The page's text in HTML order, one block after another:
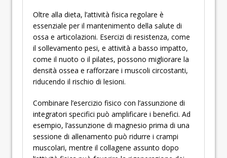
Oltre alla dieta, l’attività fisica regolare è
essenziale per il mantenimento della salute di
ossa e articolazioni. Esercizi di resistenza, come
il sollevamento pesi, e attività a basso impatto,
come il nuoto o il pilates, possono migliorare la
densità ossea e rafforzare i muscoli circostanti,
riducendo il rischio di lesioni.
Combinare l’esercizio fisico con l’assunzione di
integratori specifici può amplificare i benefici. Ad
esempio, l’assunzione di magnesio prima di una
sessione di allenamento può ridurre i crampi
muscolari, mentre il collagene assunto dopo